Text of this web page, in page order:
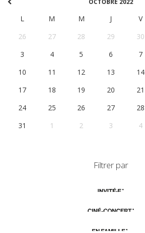
L M M J V
26
27 28 29 30
3
4 5 6 7
10
11 12 13 14
17
18 19 20 21
24
25 26 27 28
31
1 2 3 4
Filtrer par